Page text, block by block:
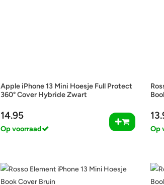
Apple iPhone 13 Mini Hoesje Full Protect
360° Cover Hybride Zwart
14.95
Op voorraad Op